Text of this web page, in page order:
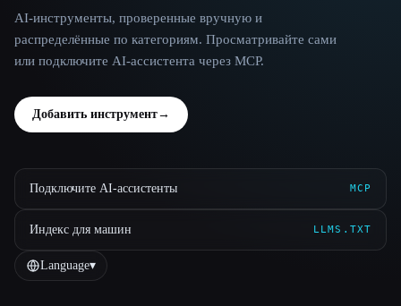
AI-инструменты, проверенные вручную и
распределённые по категориям. Просматривайте сами
или подключите AI-ассистента через MCP.
Добавить инструмент→
Подключите AI-ассистенты MCP
Индекс для машин LLMS.TXT
Language▾